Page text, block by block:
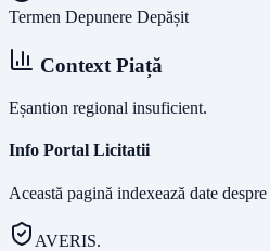
Termen Depunere Depășit
Context Piață
Eșantion regional insuficient.
Info Portal Licitatii
Această pagină indexează date despre
AVERIS.